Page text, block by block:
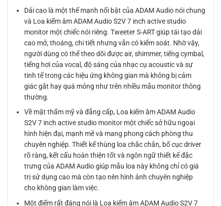
Dải cao là một thế mạnh nổi bật của ADAM Audio nói chung
và Loa kiểm âm ADAM Audio S2V 7 inch active studio
monitor một chiếc nói riêng. Tweeter S-ART giúp tái tạo dải
cao mở, thoáng, chi tiết nhưng vẫn có kiểm soát. Nhờ vậy,
người dùng có thể theo dõi được air, shimmer, tiếng cymbal,
tiếng hơi của vocal, độ sáng của nhạc cụ acoustic và sự
tinh tế trong các hiệu ứng không gian mà không bị cảm
giác gắt hay quá mỏng như trên nhiều mẫu monitor thông
thường.
Về mặt thẩm mỹ và đẳng cấp, Loa kiểm âm ADAM Audio
S2V 7 inch active studio monitor một chiếc sở hữu ngoại
hình hiện đại, mạnh mẽ và mang phong cách phòng thu
chuyên nghiệp. Thiết kế thùng loa chắc chắn, bố cục driver
rõ ràng, kết cấu hoàn thiện tốt và ngôn ngữ thiết kế đặc
trưng của ADAM Audio giúp mẫu loa này không chỉ có giá
trị sử dụng cao mà còn tạo nên hình ảnh chuyên nghiệp
cho không gian làm việc.
Một điểm rất đáng nói là Loa kiểm âm ADAM Audio S2V 7